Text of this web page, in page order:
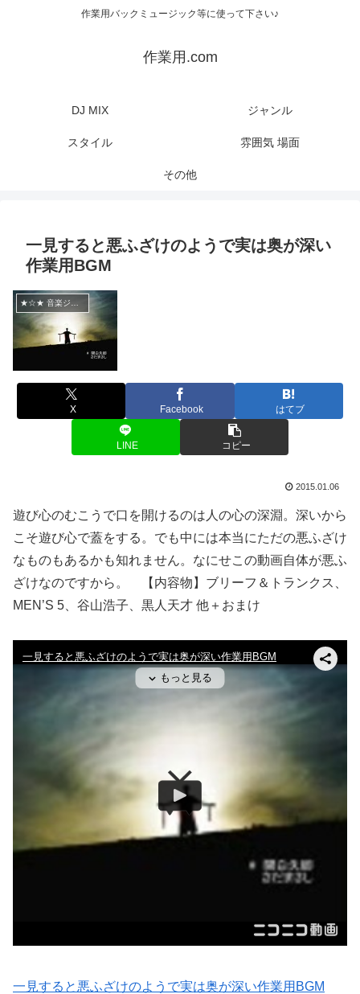
作業用バックミュージック等に使って下さい♪
作業用.com
DJ MIX ジャンル
スタイル 雰囲気 場面
その他
一見すると悪ふざけのようで実は奥が深い
作業用BGM
★☆★ 音楽ジャンル
X Facebook はてブ
LINE コピー
2015.01.06
遊び心のむこうで口を開けるのは人の心の深淵。深いから
こそ遊び心で蓋をする。でも中には本当にただの悪ふざけ
なものもあるかも知れません。なにせこの動画自体が悪ふ
ざけなのですから。 【内容物】ブリーフ＆トランクス、
MEN’S 5、谷山浩子、黒人天才 他＋おまけ
一見すると悪ふざけのようで実は奥が深い作業用BGM